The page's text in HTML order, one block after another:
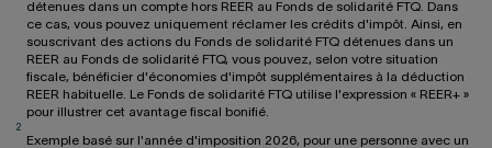
détenues dans un compte hors REER au Fonds de solidarité FTQ. Dans
ce cas, vous pouvez uniquement réclamer les crédits d'impôt. Ainsi, en
souscrivant des actions du Fonds de solidarité FTQ détenues dans un
REER au Fonds de solidarité FTQ, vous pouvez, selon votre situation
fiscale, bénéficier d'économies d'impôt supplémentaires à la déduction
REER habituelle. Le Fonds de solidarité FTQ utilise l'expression « REER+ »
pour illustrer cet avantage fiscal bonifié.
2
Exemple basé sur l'année d'imposition 2026, pour une personne avec un